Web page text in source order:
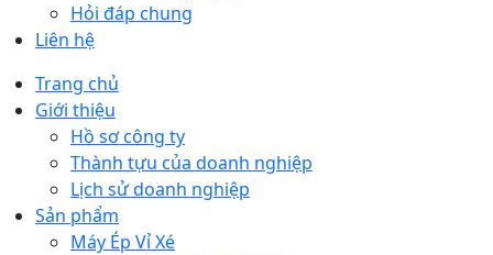
Hỏi đáp chung
Liên hệ
Trang chủ
Giới thiệu
Hồ sơ công ty
Thành tựu của doanh nghiệp
Lịch sử doanh nghiệp
Sản phẩm
Máy Ép Vỉ Xé